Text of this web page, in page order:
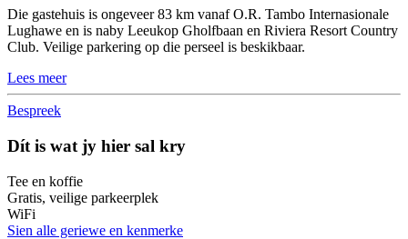
Die gastehuis is ongeveer 83 km vanaf O.R. Tambo Internasionale
Lughawe en is naby Leeukop Gholfbaan en Riviera Resort Country
Club. Veilige parkering op die perseel is beskikbaar.
Lees meer
Bespreek
Dít is wat jy hier sal kry
Tee en koffie
Gratis, veilige parkeerplek
WiFi
Sien alle geriewe en kenmerke